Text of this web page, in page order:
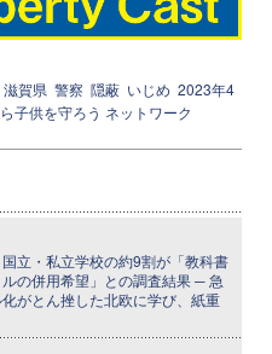
滋賀県 警察 隠蔽 いじめ 2023年4
子供を守ろう ネットワーク
立・私立学校の約9割が「教科書
の併用希望」との調査結果 ─ 急
がとん挫した北欧に学び、紙重